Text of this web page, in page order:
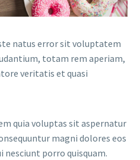
natus error sit voluptatem
totam rem aperiam,
veritatis et quasi
quia voluptas sit aspernatur
magni dolores eos
porro quisquam.